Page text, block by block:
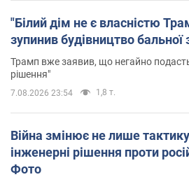
"Білий дім не є власністю
зупинив будівництво
Трамп вже заявив, що негайно
рішення"
7.08.2026 23:54 1,8 т.
Війна змінює не лише
інженерні рішення проти
Фото